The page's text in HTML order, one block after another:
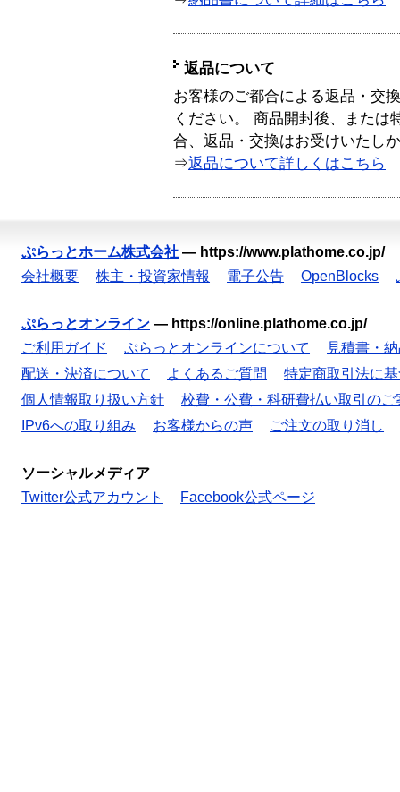
返品について
お客様のご都合による返品・交
ください。 商品開封後、または
合、返品・交換はお受けいたし
⇒返品について詳しくはこちら
ぷらっとホーム株式会社 — https://www.plathome.co.jp/
会社概要
株主・投資家情報 電子公告 OpenBlocks
ぷらっとオンライン — https://online.plathome.co.jp/
ご利用ガイド
ぷらっとオンラインについて
見積書・
配送・決済について
よくあるご質問
特定商取引法に
個人情報取り扱い方針
校費・公費・科研費払い取引のご
IPv6への取り組み
お客様からの声 ご注文の取り消し
ソーシャルメディア
Twitter公式アカウント
Facebook公式ページ